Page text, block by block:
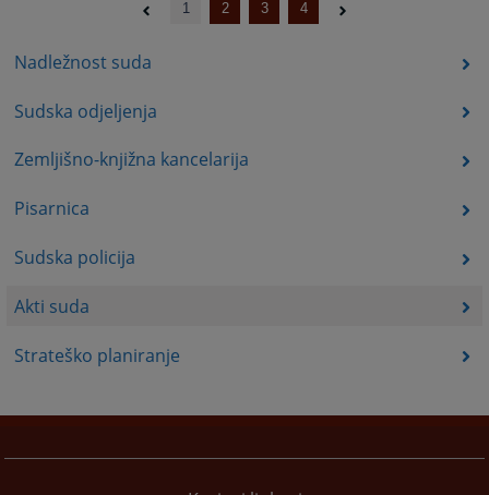
Nadležnost suda
Sudska odjeljenja
Zemljišno-knjižna kancelarija
Pisarnica
Sudska policija
Akti suda
Strateško planiranje
1 2 3 4